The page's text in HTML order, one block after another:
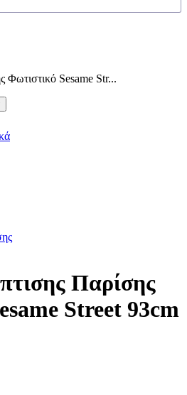
Sesame Str...
Παρίσης
Street 93cm